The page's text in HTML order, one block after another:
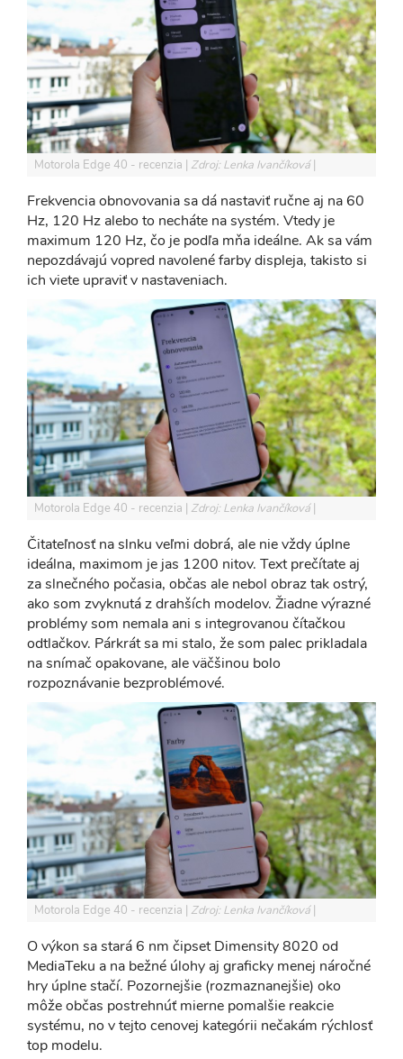
Motorola Edge 40 - recenzia Zdroj: Lenka Ivančíková
Frekvencia obnovovania sa dá nastaviť ručne aj na 60
Hz, 120 Hz alebo to necháte na systém. Vtedy je
maximum 120 Hz, čo je podľa mňa ideálne. Ak sa vám
nepozdávajú vopred navolené farby displeja, takisto si
ich viete upraviť v nastaveniach.
Motorola Edge 40 - recenzia Zdroj: Lenka Ivančíková
Čitateľnosť na slnku veľmi dobrá, ale nie vždy úplne
ideálna, maximom je jas 1200 nitov. Text prečítate aj
za slnečného počasia, občas ale nebol obraz tak ostrý,
ako som zvyknutá z drahších modelov. Žiadne výrazné
problémy som nemala ani s integrovanou čítačkou
odtlačkov. Párkrát sa mi stalo, že som palec prikladala
na snímač opakovane, ale väčšinou bolo
rozpoznávanie bezproblémové.
Motorola Edge 40 - recenzia Zdroj: Lenka Ivančíková
O výkon sa stará 6 nm čipset Dimensity 8020 od
MediaTeku a na bežné úlohy aj graficky menej náročné
hry úplne stačí. Pozornejšie (rozmaznanejšie) oko
môže občas postrehnúť mierne pomalšie reakcie
systému, no v tejto cenovej kategórii nečakám rýchlosť
top modelu.